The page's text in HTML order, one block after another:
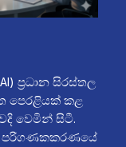
ප්‍රධාන සිරස්තල
පෙරළියක් කළ
වෙමින් සිටී.
පරිගණකකරණයේ